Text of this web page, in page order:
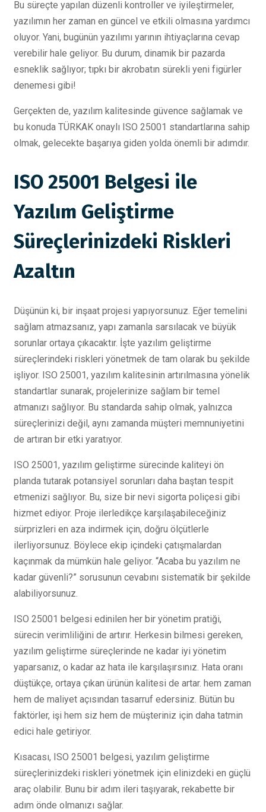
Bu süreçte yapılan düzenli kontroller ve iyileştirmeler,
yazılımın her zaman en güncel ve etkili olmasına yardımcı
oluyor. Yani, bugünün yazılımı yarının ihtiyaçlarına cevap
verebilir hale geliyor. Bu durum, dinamik bir pazarda
esneklik sağlıyor; tıpkı bir akrobatın sürekli yeni figürler
denemesi gibi!
Gerçekten de, yazılım kalitesinde güvence sağlamak ve
bu konuda TÜRKAK onaylı ISO 25001 standartlarına sahip
olmak, gelecekte başarıya giden yolda önemli bir adımdır.
ISO 25001 Belgesi ile
Yazılım Geliştirme
Süreçlerinizdeki Riskleri
Azaltın
Düşünün ki, bir inşaat projesi yapıyorsunuz. Eğer temelini
sağlam atmazsanız, yapı zamanla sarsılacak ve büyük
sorunlar ortaya çıkacaktır. İşte yazılım geliştirme
süreçlerindeki riskleri yönetmek de tam olarak bu şekilde
işliyor. ISO 25001, yazılım kalitesinin artırılmasına yönelik
standartlar sunarak, projelerinize sağlam bir temel
atmanızı sağlıyor. Bu standarda sahip olmak, yalnızca
süreçlerinizi değil, aynı zamanda müşteri memnuniyetini
de artıran bir etki yaratıyor.
ISO 25001, yazılım geliştirme sürecinde kaliteyi ön
planda tutarak potansiyel sorunları daha baştan tespit
etmenizi sağlıyor. Bu, size bir nevi sigorta poliçesi gibi
hizmet ediyor. Proje ilerledikçe karşılaşabileceğiniz
sürprizleri en aza indirmek için, doğru ölçütlerle
ilerliyorsunuz. Böylece ekip içindeki çatışmalardan
kaçınmak da mümkün hale geliyor. “Acaba bu yazılım ne
kadar güvenli?” sorusunun cevabını sistematik bir şekilde
alabiliyorsunuz.
ISO 25001 belgesi edinilen her bir yönetim pratiği,
sürecin verimliliğini de artırır. Herkesin bilmesi gereken,
yazılım geliştirme süreçlerinde ne kadar iyi yönetim
yaparsanız, o kadar az hata ile karşılaşırsınız. Hata oranı
düştükçe, ortaya çıkan ürünün kalitesi de artar. hem zaman
hem de maliyet açısından tasarruf edersiniz. Bütün bu
faktörler, işi hem siz hem de müşteriniz için daha tatmin
edici hale getiriyor.
Kısacası, ISO 25001 belgesi, yazılım geliştirme
süreçlerinizdeki riskleri yönetmek için elinizdeki en güçlü
araç olabilir. Bunu bir adım ileri taşıyarak, rekabette bir
adım önde olmanızı sağlar.